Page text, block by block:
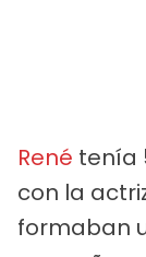
René tenía
con la
formaban